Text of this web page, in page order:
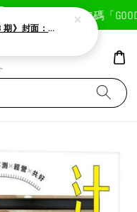
首次註冊輸入折扣碼「
《大誌雜誌 4月號 第 193 期》封面：Solar 頌樂